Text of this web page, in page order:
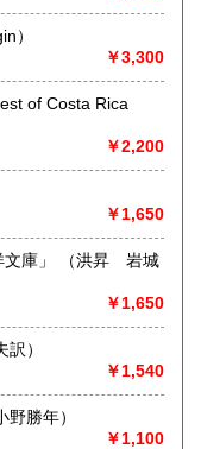
学、美術工芸、国
書、サブカルチャ
）
￥3,300
of Costa Rica
￥2,200
￥1,650
昇 岩城
￥1,650
夫訳）
￥1,540
夫・小野勝年）
￥1,100